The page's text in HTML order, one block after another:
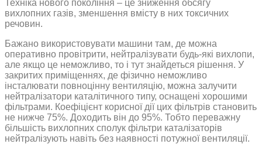
Техніка нового покоління – це зниження обсягу
вихлопних газів, зменшення вмісту в них токсичних
речовин.
Бажано використовувати машини там, де можна
оперативно провітрити, нейтралізувати будь-які вихлопи,
але якщо це неможливо, то і тут знайдеться рішення. У
закритих приміщеннях, де фізично неможливо
інсталювати повноцінну вентиляцію, можна залучити
нейтралізатори каталітичного типу, оснащені хорошими
фільтрами. Коефіцієнт корисної дії цих фільтрів становить
не нижче 75%. Доходить він до 95%. Тобто переважну
більшість вихлопних сполук фільтри каталізаторів
нейтралізують навіть без наявності потужної вентиляції.